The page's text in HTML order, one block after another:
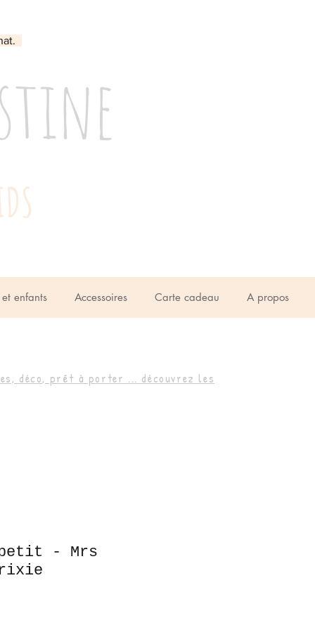
enfants Accessoires Carte cadeau A propos
déco, prêt à porter ... découvrez les
- Mrs